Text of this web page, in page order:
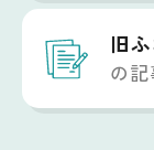
旧
の